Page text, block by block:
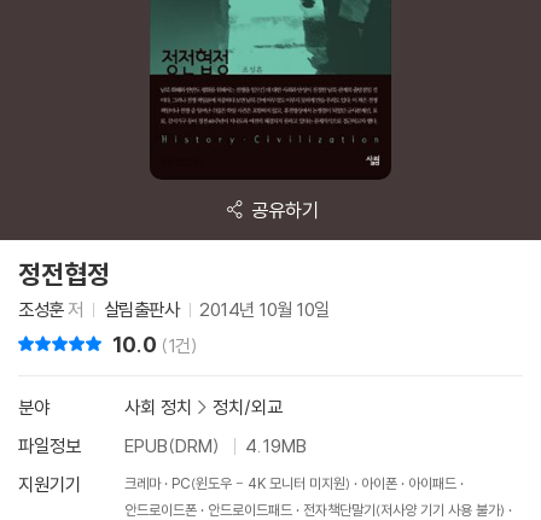
공유하기
정전협정
조성훈저 살림출판사 2014년 10월 10일
10.0 (1건)
분야 사회 정치 > 정치/외교
파일정보
EPUB(DRM)
4.19MB
지원기기
크레마 PC(윈도우 - 4K 모니터 미지원) 아이폰
아이패드
안드로이드폰
안드로이드패드
전자책단말기(저사양 기기 사용 불가)